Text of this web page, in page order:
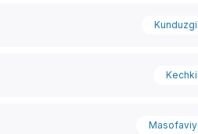
Kunduzgi
Kechki
Masofaviy